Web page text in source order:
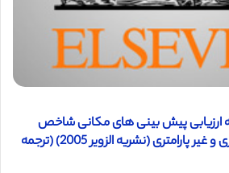
ارزیابی پیش بینی های مکانی شاخص
سایت با روش های پارامتری و غیر پارامتری (نشریه الزویر 2005) (ترجمه